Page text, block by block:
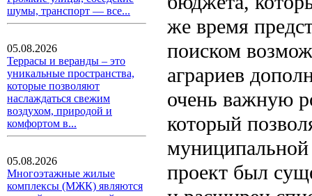
шумы, транспорт — все...
05.08.2026
Террасы и веранды – это
уникальные пространства,
которые позволяют
наслаждаться свежим
воздухом, природой и
комфортом в...
05.08.2026
Многоэтажные жилые
комплексы (МЖК) являются
же время
поиском
аграриев
очень важную
который
муниципальной
проект был